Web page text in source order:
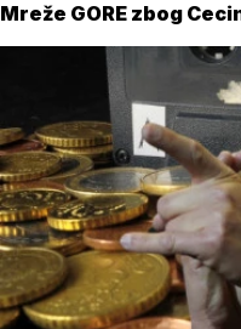
Mreže GORE zbog